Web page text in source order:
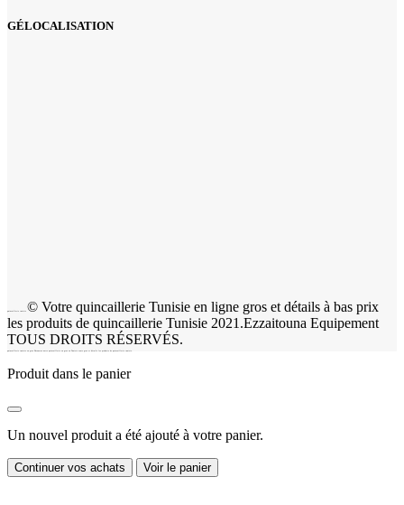
GÉLOCALISATION
quincaillerie tunisie © Votre quincaillerie Tunisie en ligne gros et détails à bas prix
les produits de quincaillerie Tunisie 2021.Ezzaitouna Equipement
TOUS DROITS RÉSERVÉS.
quincaillerie tunisie en gros Découvrez notre quincaillerie en gros en Tunisie vente gros et détails les produits de quincaillerie tunisie.
Produit dans le panier
Un nouvel produit a été ajouté à votre panier.
Continuer vos achats Voir le panier